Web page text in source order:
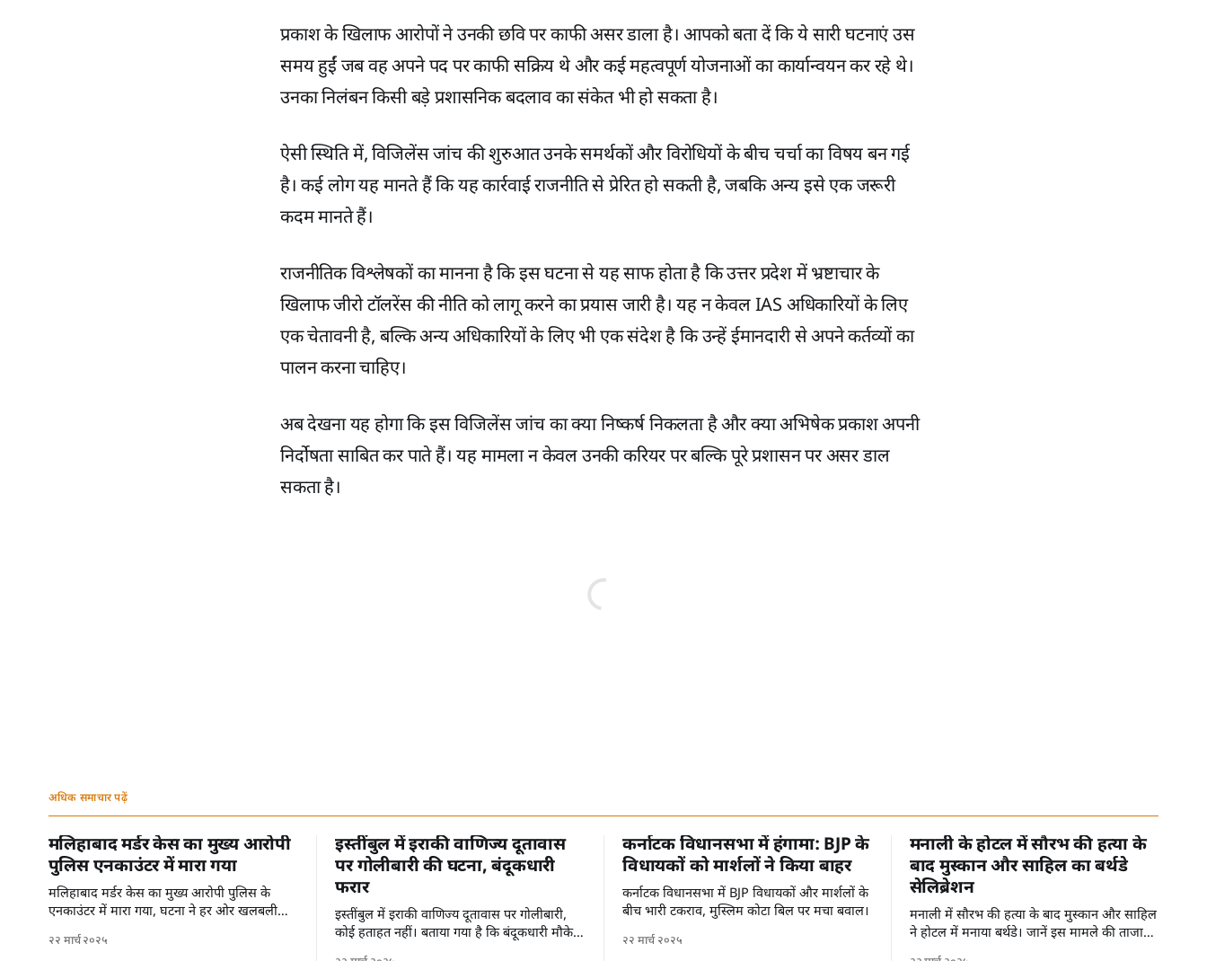
प्रकाश के खिलाफ आरोपों ने उनकी छवि पर काफी असर डाला है। आपको बता दें कि ये सारी घटनाएं उस
समय हुईं जब वह अपने पद पर काफी सक्रिय थे और कई महत्वपूर्ण योजनाओं का कार्यान्वयन कर रहे थे।
उनका निलंबन किसी बड़े प्रशासनिक बदलाव का संकेत भी हो सकता है।
ऐसी स्थिति में, विजिलेंस जांच की शुरुआत उनके समर्थकों और विरोधियों के बीच चर्चा का विषय बन गई
है। कई लोग यह मानते हैं कि यह कार्रवाई राजनीति से प्रेरित हो सकती है, जबकि अन्य इसे एक जरूरी
कदम मानते हैं।
राजनीतिक विश्लेषकों का मानना है कि इस घटना से यह साफ होता है कि उत्तर प्रदेश में भ्रष्टाचार के
खिलाफ जीरो टॉलरेंस की नीति को लागू करने का प्रयास जारी है। यह न केवल IAS अधिकारियों के लिए
एक चेतावनी है, बल्कि अन्य अधिकारियों के लिए भी एक संदेश है कि उन्हें ईमानदारी से अपने कर्तव्यों का
पालन करना चाहिए।
अब देखना यह होगा कि इस विजिलेंस जांच का क्या निष्कर्ष निकलता है और क्या अभिषेक प्रकाश अपनी
निर्दोषता साबित कर पाते हैं। यह मामला न केवल उनकी करियर पर बल्कि पूरे प्रशासन पर असर डाल
सकता है।
अधिक समाचार पढ़ें
मलिहाबाद मर्डर केस का मुख्य आरोपी
पुलिस एनकाउंटर में मारा गया
मलिहाबाद मर्डर केस का मुख्य आरोपी पुलिस के
एनकाउंटर में मारा गया, घटना ने हर ओर खलबली
मचा दी है।
२२ मार्च २०२५
इस्तींबुल में इराकी वाणिज्य दूतावास
पर गोलीबारी की घटना, बंदूकधारी
फरार
इस्तींबुल में इराकी वाणिज्य दूतावास पर गोलीबारी,
कोई हताहत नहीं। बताया गया है कि बंदूकधारी मौके
से फरार हो गए हैं।
कर्नाटक विधानसभा में हंगामा: BJP के
विधायकों को मार्शलों ने किया बाहर
कर्नाटक विधानसभा में BJP विधायकों और मार्शलों के
बीच भारी टकराव, मुस्लिम कोटा बिल पर मचा बवाल।
२२ मार्च २०२५
मनाली के होटल में सौरभ की हत्या के
बाद मुस्कान और साहिल का बर्थडे
सेलिब्रेशन
मनाली में सौरभ की हत्या के बाद मुस्कान और साहिल
ने होटल में मनाया बर्थडे। जानें इस मामले की ताजा
जानकारी।